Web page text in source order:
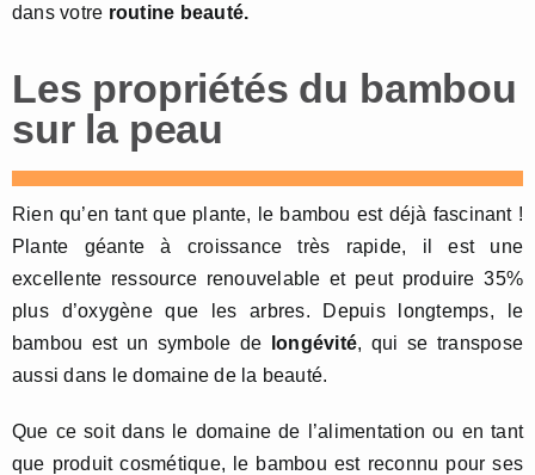
dans votre routine beauté.
Les propriétés du bambou
sur la peau
Rien qu’en tant que plante, le bambou est déjà fascinant !
Plante géante à croissance très rapide, il est une
excellente ressource renouvelable et peut produire 35%
plus d’oxygène que les arbres. Depuis longtemps, le
bambou est un symbole de
longévité, qui se transpose
aussi dans le domaine de la beauté.
Que ce soit dans le domaine de l’alimentation ou en tant
que produit cosmétique, le bambou est reconnu pour ses